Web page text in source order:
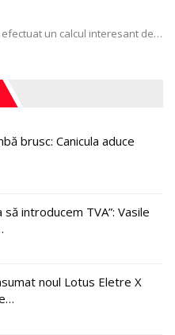
un calcul interesant de…
brusc: Canicula aduce
introducem TVA”: Vasile
noul Lotus Eletre X